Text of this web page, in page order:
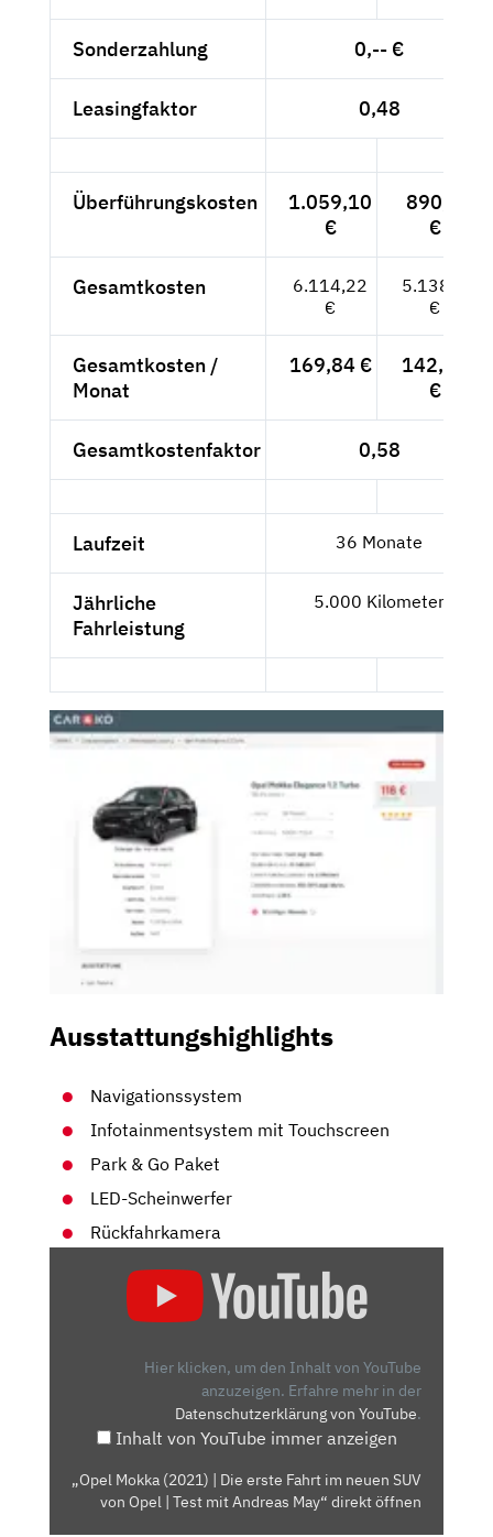
Sonderzahlung 0,-- €
Leasingfaktor 0,48
Überführungskosten
1.059,10
€
890,--
€
Gesamtkosten
6.114,22
€
5.138,--
€
Gesamtkosten /
Monat
169,84 €
142,72
€
Gesamtkostenfaktor 0,58
Laufzeit 36 Monate
Jährliche
Fahrleistung
5.000 Kilometer
Ausstattungshighlights
Navigationssystem
Infotainmentsystem mit Touchscreen
Park & Go Paket
LED-Scheinwerfer
Rückfahrkamera
NEUEN
Hier klicken, um den Inhalt von YouTube
anzuzeigen. Erfahre mehr in der
Datenschutzerklärung von YouTube.
Inhalt von YouTube immer anzeigen
„Opel Mokka (2021) | Die erste Fahrt im neuen SUV
von Opel | Test mit Andreas May“ direkt öffnen